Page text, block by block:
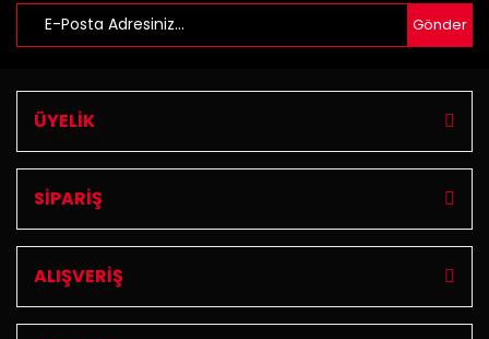
Gönder
ÜYELİK
SİPARİŞ
ALIŞVERİŞ